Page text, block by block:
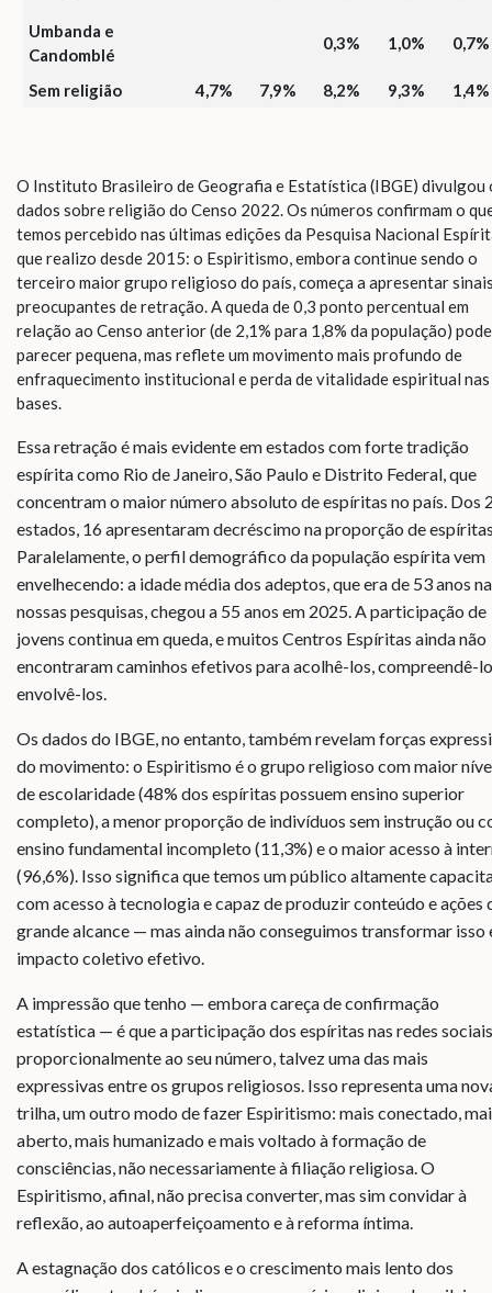
Umbanda e
Candomblé
0,3% 1,0% 0,7%
Sem religião 4,7% 7,9% 8,2% 9,3% 1,4%
O Instituto Brasileiro de Geografia e Estatística (IBGE) divulgou
dados sobre religião do Censo 2022. Os números confirmam o
temos percebido nas últimas edições da Pesquisa Nacional
que realizo desde 2015: o Espiritismo, embora continue sendo o
terceiro maior grupo religioso do país, começa a apresentar
preocupantes de retração. A queda de 0,3 ponto percentual em
relação ao Censo anterior (de 2,1% para 1,8% da população) pode
parecer pequena, mas reflete um movimento mais profundo de
enfraquecimento institucional e perda de vitalidade espiritual nas
bases.
Essa retração é mais evidente em estados com forte tradição
espírita como Rio de Janeiro, São Paulo e Distrito Federal, que
concentram o maior número absoluto de espíritas no país. Dos
estados, 16 apresentaram decréscimo na proporção de
Paralelamente, o perfil demográfico da população espírita vem
envelhecendo: a idade média dos adeptos, que era de 53 anos
nossas pesquisas, chegou a 55 anos em 2025. A participação de
jovens continua em queda, e muitos Centros Espíritas ainda não
encontraram caminhos efetivos para acolhê-los, compreendê-
envolvê-los.
Os dados do IBGE, no entanto, também revelam forças
do movimento: o Espiritismo é o grupo religioso com maior
de escolaridade (48% dos espíritas possuem ensino superior
completo), a menor proporção de indivíduos sem instrução ou
ensino fundamental incompleto (11,3%) e o maior acesso à
(96,6%). Isso significa que temos um público altamente
com acesso à tecnologia e capaz de produzir conteúdo e ações
grande alcance — mas ainda não conseguimos transformar isso
impacto coletivo efetivo.
A impressão que tenho — embora careça de confirmação
estatística — é que a participação dos espíritas nas redes
proporcionalmente ao seu número, talvez uma das mais
expressivas entre os grupos religiosos. Isso representa uma
trilha, um outro modo de fazer Espiritismo: mais conectado,
aberto, mais humanizado e mais voltado à formação de
consciências, não necessariamente à filiação religiosa. O
Espiritismo, afinal, não precisa converter, mas sim convidar à
reflexão, ao autoaperfeiçoamento e à reforma íntima.
A estagnação dos católicos e o crescimento mais lento dos